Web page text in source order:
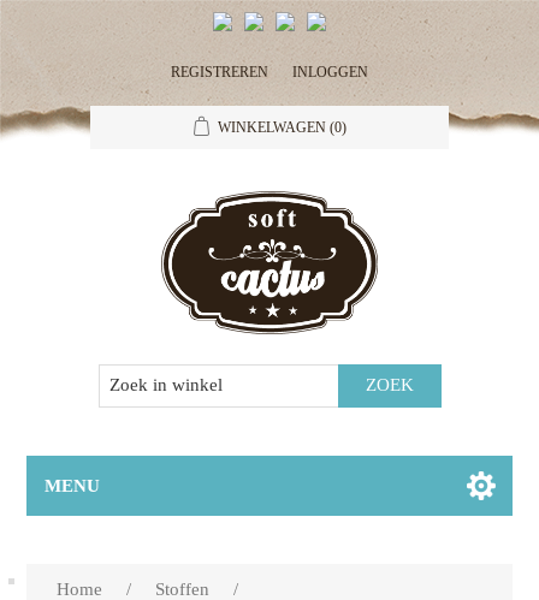
REGISTREREN INLOGGEN
WINKELWAGEN (0)
MENU
Home / Stoffen
/